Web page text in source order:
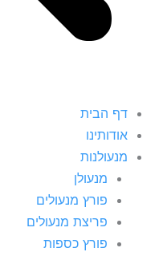
דף הבית
אודותינו
מנעולנות
מנעולן
פורץ מנעולים
פריצת מנעולים
פורץ כספות